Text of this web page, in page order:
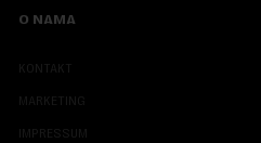
O NAMA
KONTAKT
MARKETING
IMPRESSUM